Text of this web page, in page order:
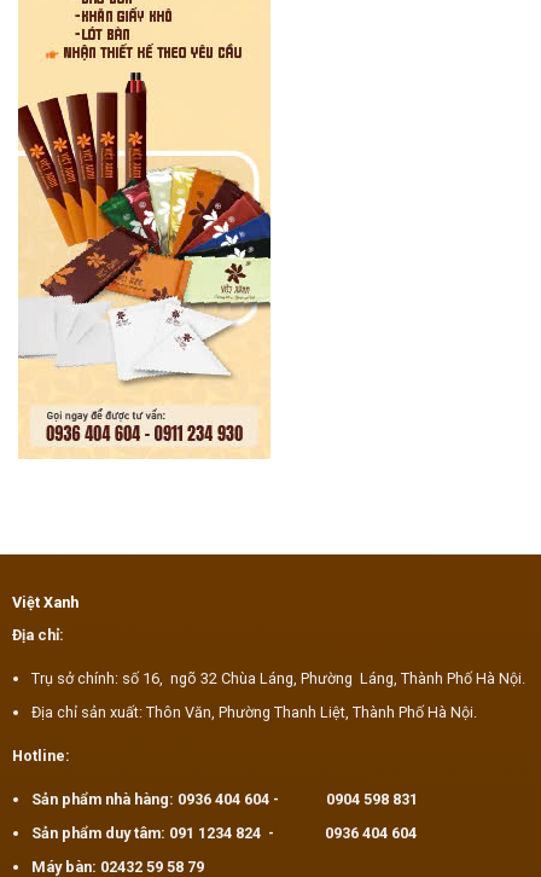
Việt Xanh
Địa chỉ:
Trụ sở chính: số 16, ngõ 32 Chùa Láng, Phường Láng, Thành Phố Hà Nội.
Địa chỉ sản xuất: Thôn Văn, Phường Thanh Liệt, Thành Phố Hà Nội.
Hotline:
Sản phẩm nhà hàng: 0936 404 604- 0904 598 831
Sản phẩm duy tâm: 091 1234 824 -
0936 404 604
Máy bàn: 02432 59 58 79